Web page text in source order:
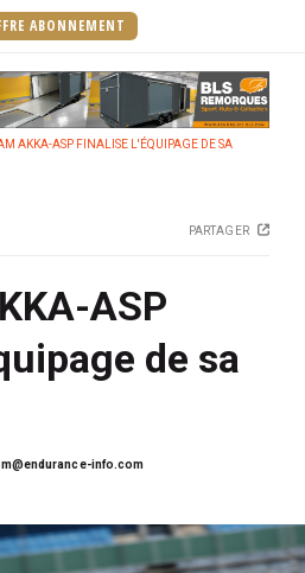
ABONNEMENT
AKKA-ASP FINALISE L'ÉQUIPAGE DE SA
PARTAGER
ASP
de sa
lm@endurance-info.com